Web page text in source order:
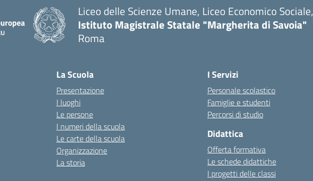
Liceo delle Scienze Umane, Liceo Economico
Istituto Magistrale Statale "Margherita di Savoia"
Roma
La Scuola
Presentazione
I luoghi
Le persone
I numeri della scuola
Le carte della scuola
Organizzazione
La storia
I Servizi
Personale scolastico
Famiglie e studenti
Percorsi di studio
Didattica
Offerta formativa
Le schede didattiche
I progetti delle classi